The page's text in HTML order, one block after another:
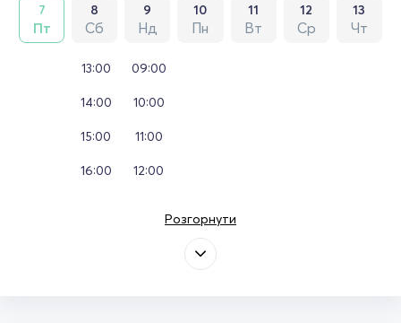
7
Пт
8
Сб
9
Нд
10
Пн
11
Вт
12
Ср
13
Чт
13:00
14:00
15:00
16:00
09:00
10:00
11:00
12:00
Розгорнути